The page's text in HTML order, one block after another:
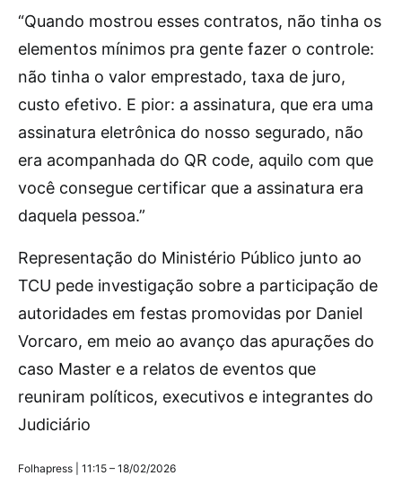
“Quando mostrou esses contratos, não tinha os
elementos mínimos pra gente fazer o controle:
não tinha o valor emprestado, taxa de juro,
custo efetivo. E pior: a assinatura, que era uma
assinatura eletrônica do nosso segurado, não
era acompanhada do QR code, aquilo com que
você consegue certificar que a assinatura era
daquela pessoa.”
Representação do Ministério Público junto ao
TCU pede investigação sobre a participação de
autoridades em festas promovidas por Daniel
Vorcaro, em meio ao avanço das apurações do
caso Master e a relatos de eventos que
reuniram políticos, executivos e integrantes do
Judiciário
Folhapress | 11:15 – 18/02/2026